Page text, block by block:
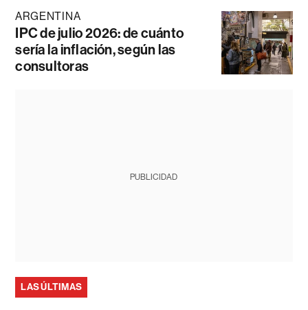
ARGENTINA
IPC de julio 2026: de cuánto
sería la inflación, según las
consultoras
PUBLICIDAD
LAS ÚLTIMAS